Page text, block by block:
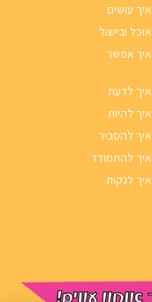
איך עושים
אוכל ובישול
איך אפשר
איך לדעת
איך להיות
איך להסביר
איך להתמודד
איך לנקות